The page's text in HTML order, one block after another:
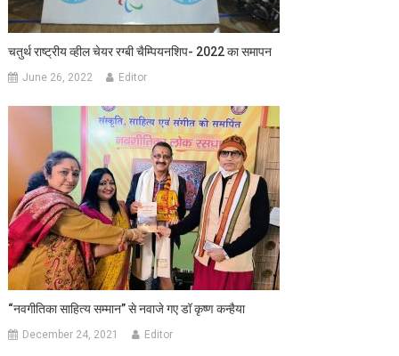
चतुर्थ राष्‍ट्रीय व्‍हील चेयर रग्‍बी चैम्पियनशिप- 2022 का समापन
June 26, 2022 Editor
“नवगीतिका साहित्य सम्मान” से नवाजे गए डॉ कृष्ण कन्हैया
December 24, 2021 Editor